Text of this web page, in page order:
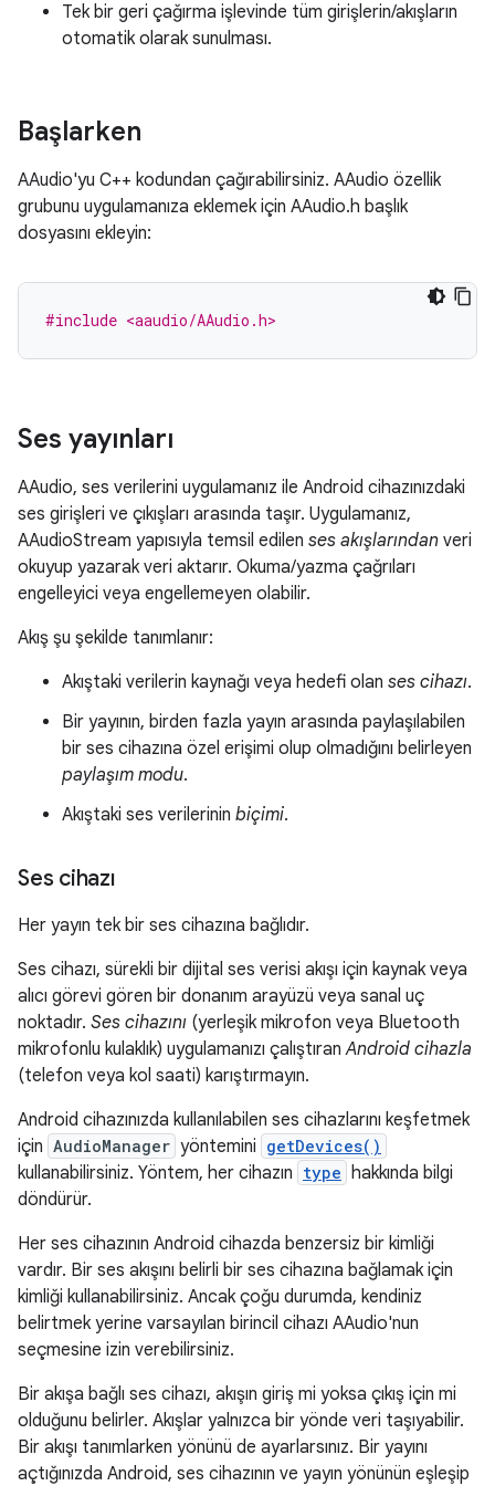
Tek bir geri çağırma işlevinde tüm girişlerin/akışların
otomatik olarak sunulması.
Başlarken
AAudio'yu C++ kodundan çağırabilirsiniz. AAudio özellik
grubunu uygulamanıza eklemek için AAudio.h başlık
dosyasını ekleyin:
#include <aaudio/AAudio.h>
Ses yayınları
AAudio, ses verilerini uygulamanız ile Android cihazınızdaki
ses girişleri ve çıkışları arasında taşır. Uygulamanız,
AAudioStream yapısıyla temsil edilen ses akışlarından veri
okuyup yazarak veri aktarır. Okuma/yazma çağrıları
engelleyici veya engellemeyen olabilir.
Akış şu şekilde tanımlanır:
Akıştaki verilerin kaynağı veya hedefi olan ses cihazı.
Bir yayının, birden fazla yayın arasında paylaşılabilen
bir ses cihazına özel erişimi olup olmadığını belirleyen
paylaşım modu.
Akıştaki ses verilerinin biçimi.
Ses cihazı
Her yayın tek bir ses cihazına bağlıdır.
Ses cihazı, sürekli bir dijital ses verisi akışı için kaynak veya
alıcı görevi gören bir donanım arayüzü veya sanal uç
noktadır. Ses cihazını (yerleşik mikrofon veya Bluetooth
mikrofonlu kulaklık) uygulamanızı çalıştıranAndroid cihazla
(telefon veya kol saati) karıştırmayın.
Android cihazınızda kullanılabilen ses cihazlarını keşfetmek
için AudioManager yöntemini getDevices()
kullanabilirsiniz. Yöntem, her cihazın type hakkında bilgi
döndürür.
Her ses cihazının Android cihazda benzersiz bir kimliği
vardır. Bir ses akışını belirli bir ses cihazına bağlamak için
kimliği kullanabilirsiniz. Ancak çoğu durumda, kendiniz
belirtmek yerine varsayılan birincil cihazı AAudio'nun
seçmesine izin verebilirsiniz.
Bir akışa bağlı ses cihazı, akışın giriş mi yoksa çıkış için mi
olduğunu belirler. Akışlar yalnızca bir yönde veri taşıyabilir.
Bir akışı tanımlarken yönünü de ayarlarsınız. Bir yayını
açtığınızda Android, ses cihazının ve yayın yönünün eşleşip